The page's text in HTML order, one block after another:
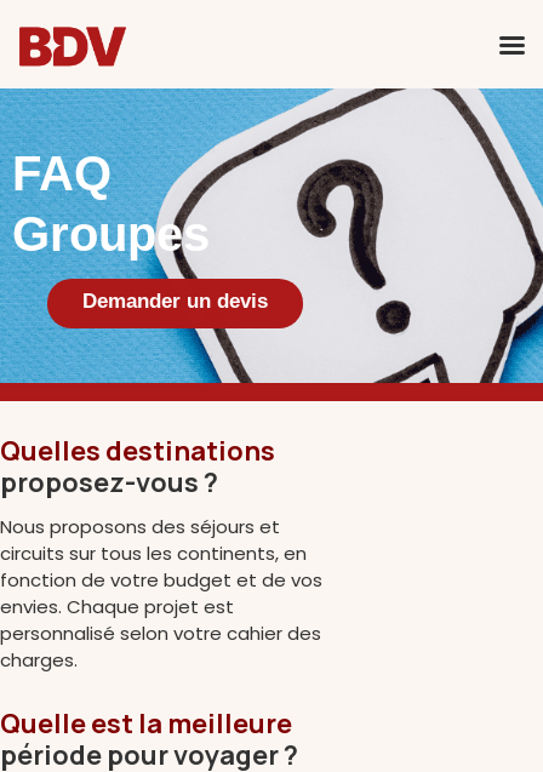
Voyages individuels
Voyages en groupes
CSE & Associations
Qui sommes-nous ?
FAQ
Groupes
Demander un devis
Quelles destinations
proposez-vous ?
Nous proposons des séjours et
circuits sur tous les continents, en
fonction de votre budget et de vos
envies. Chaque projet est
personnalisé selon votre cahier des
charges.
Quelle est la meilleure
période pour voyager ?